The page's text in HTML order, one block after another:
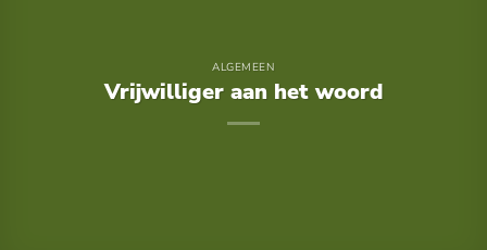
ALGEMEEN
Vrijwilliger aan het woord